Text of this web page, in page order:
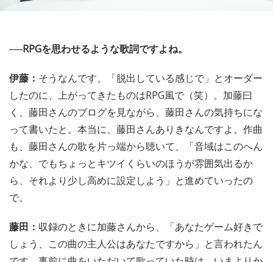
──RPGを思わせるような歌詞ですよね。
伊藤： そうなんです、「脱出している感じで」とオーダー
したのに、上がってきたものはRPG風で（笑）。加藤曰
く、藤田さんのブログを見ながら、藤田さんの気持ちにな
って書いたと。本当に、藤田さんありきなんですよ。作曲
も、藤田さんの歌を片っ端から聴いて、「音域はこのへん
かな、でもちょっとキツイくらいのほうが雰囲気出るか
ら、それより少し高めに設定しよう」と進めていったの
で。
藤田： 収録のときに加藤さんから、「あなたゲーム好きで
しょう、この曲の主人公はあなたですから」と言われたん